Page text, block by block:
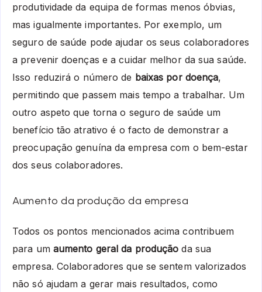
produtividade da equipa de formas menos óbvias,
mas igualmente importantes. Por exemplo, um
seguro de saúde pode ajudar os seus colaboradores
a prevenir doenças e a cuidar melhor da sua saúde.
Isso reduzirá o número de baixas por doença,
permitindo que passem mais tempo a trabalhar. Um
outro aspeto que torna o seguro de saúde um
benefício tão atrativo é o facto de demonstrar a
preocupação genuína da empresa com o bem-estar
dos seus colaboradores.
Aumento da produção da empresa
Todos os pontos mencionados acima contribuem
para um aumento geral da produção da sua
empresa. Colaboradores que se sentem valorizados
não só ajudam a gerar mais resultados, como